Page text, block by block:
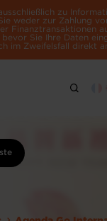
zu
weder zur Zahlung
Finanztransaktionen
bevor Sie Ihre Daten
im Zweifelsfall direkt